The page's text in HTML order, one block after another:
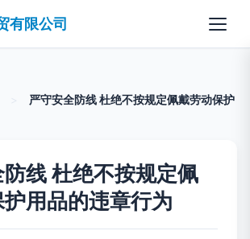
有限公司
严守安全防线 杜绝不按规定佩戴劳动保护
线 杜绝不按规定佩
用品的违章行为